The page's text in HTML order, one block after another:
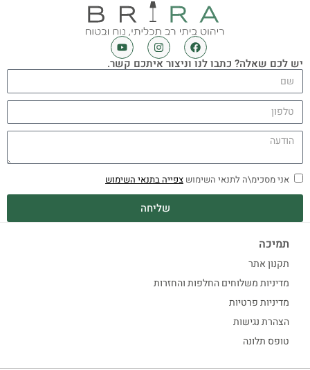
יש לכם שאלה? כתבו לנו וניצור איתכם קשר.
אני מסכימ\ה לתנאי השימוש צפייה בתנאי השימוש
שליחה
תמיכה
תקנון אתר
מדיניות משלוחים החלפות והחזרות
מדיניות פרטיות
הצהרת נגישות
טופס תלונה